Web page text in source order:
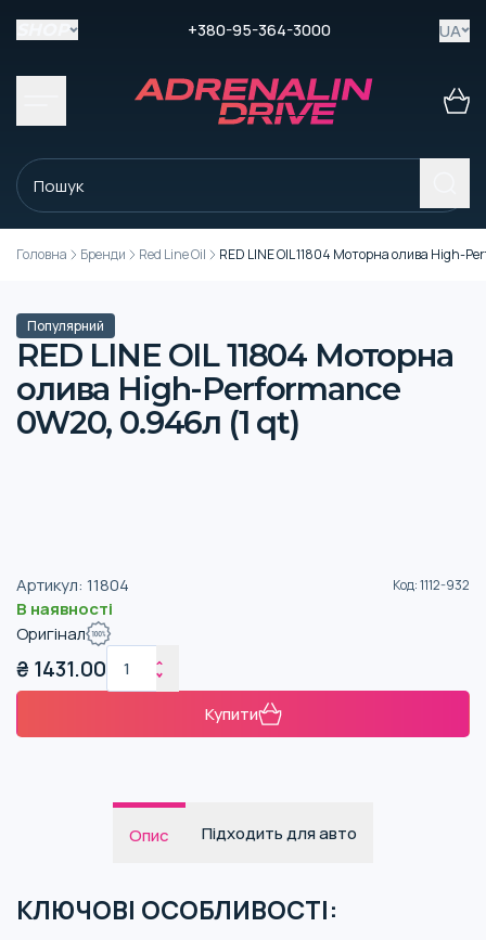
+380-95-364-3000 UA
Головна Бренди Red Line Oil RED LINE OIL 11804 Моторна олива High-
Популярний
RED LINE OIL 11804 Моторна
олива High-Performance
0W20, 0.946л (1 qt)
Артикул: 11804 Код:1112-932
В наявності
Оригінал
₴ 1431.00
Купити
Опис Підходить для авто
КЛЮЧОВІ ОСОБЛИВОСТІ: